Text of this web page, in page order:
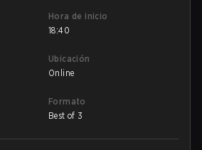
Hora de inicio
18:40
Ubicación
Online
Formato
Best of 3